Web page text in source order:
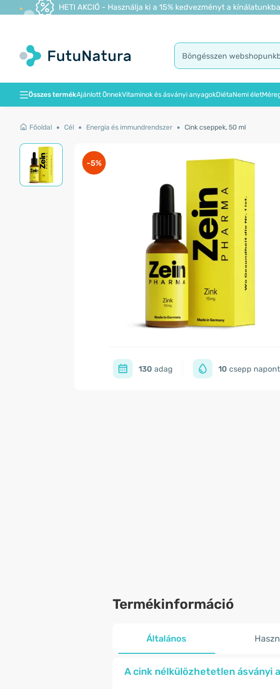
HETI AKCIÓ - Használja ki a 15% kedvezményt a
Összes termékAjánlott ÖnnekVitaminok és ásványi anyagokDiétaNemi élet
Főoldal Cél Energia és immundrendszer Cink cseppek, 50 ml
-5%
130 adag 10 csepp
Termékinformáció
Általános
A cink nélkülözhetetlen ásványi